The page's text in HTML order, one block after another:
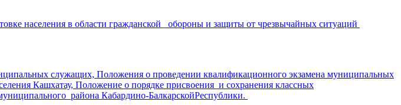
населения в области гражданской обороны и защиты от чрезвычайных ситуаций
служащих, Положения о проведении квалификационного экзамена муниципальных
Кашхатау, Положение о порядке присвоения и сохранения классных
района Кабардино-БалкарскойРеспублики.